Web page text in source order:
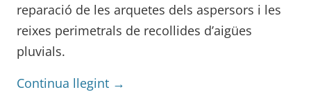
reparació de les arquetes dels aspersors i les
reixes perimetrals de recollides d’aigües
pluvials.
Continua llegint →